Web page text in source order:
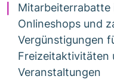
Mitarbeiterrabatte
Onlineshops und
Vergünstigungen
Freizeitaktivitäten
Veranstaltungen